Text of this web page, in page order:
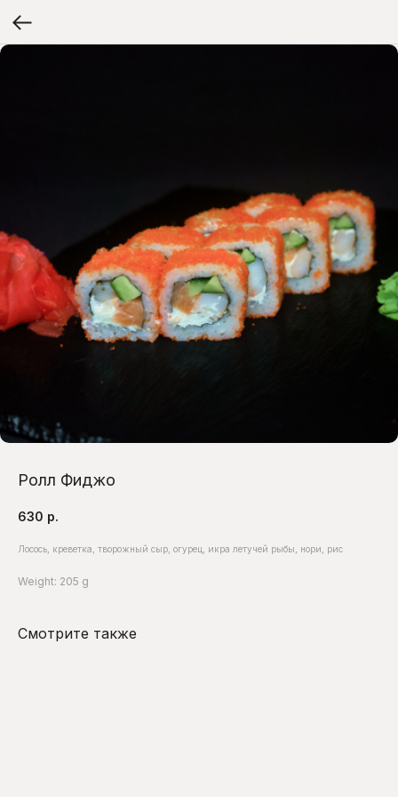
Ролл Фиджо
630 р.
Лосось, креветка, творожный сыр, огурец, икра летучей рыбы, нори, рис
Weight: 205 g
Смотрите также